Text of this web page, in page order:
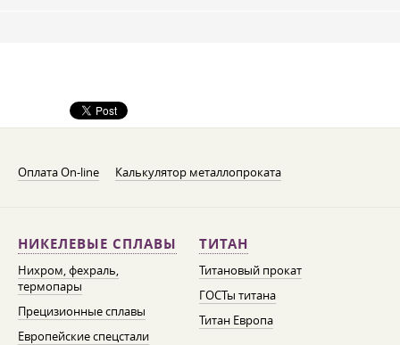
Оплата On-line Калькулятор металлопроката
НИКЕЛЕВЫЕ СПЛАВЫ
Нихром, фехраль,
термопары
Прецизионные сплавы
Европейские спецстали
ТИТАН
Титановый прокат
ГОСТы титана
Титан Европа